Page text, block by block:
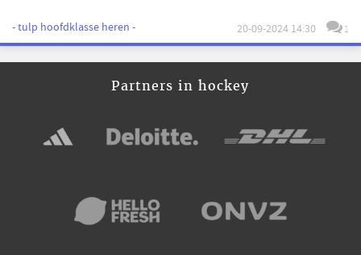
- tulp hoofdklasse heren - 20-09-2024 14:30 1
Partners in hockey